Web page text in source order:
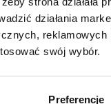
działania
swój wybór.
Preferencje